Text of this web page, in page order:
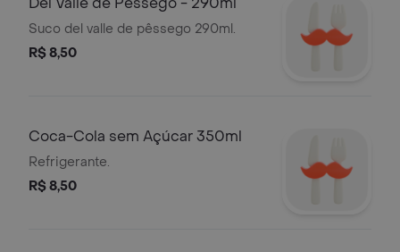
Suco del valle de pêssego 290ml.
R$ 8,50
Coca-Cola sem Açúcar 350ml
Refrigerante.
R$ 8,50